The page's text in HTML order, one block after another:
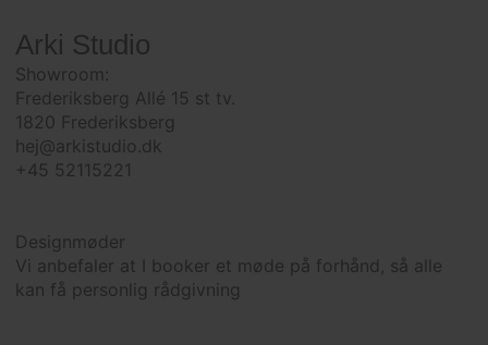
Arki Studio
Showroom:
Frederiksberg Allé 15 st tv.
1820 Frederiksberg
hej@arkistudio.dk
+45 52115221
Designmøder
Vi anbefaler at I booker et møde på forhånd, så alle
kan få personlig rådgivning